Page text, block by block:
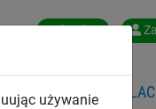
używanie
Poland
LINOWE